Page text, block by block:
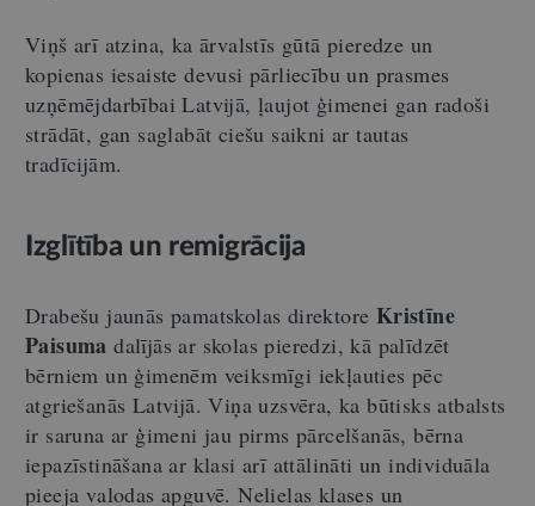
Viņš arī atzina, ka ārvalstīs gūtā pieredze un
kopienas iesaiste devusi pārliecību un prasmes
uzņēmējdarbībai Latvijā, ļaujot ģimenei gan radoši
strādāt, gan saglabāt ciešu saikni ar tautas
tradīcijām.
Izglītība un remigrācija
Drabešu jaunās pamatskolas direktore Kristīne
Paisuma dalījās ar skolas pieredzi, kā palīdzēt
bērniem un ģimenēm veiksmīgi iekļauties pēc
atgriešanās Latvijā. Viņa uzsvēra, ka būtisks atbalsts
ir saruna ar ģimeni jau pirms pārcelšanās, bērna
iepazīstināšana ar klasi arī attālināti un individuāla
pieeja valodas apguvē. Nelielas klases un